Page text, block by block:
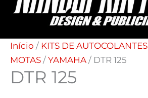
Início / KITS DE AUTOCOLANTES
MOTAS / YAMAHA / DTR 125
DTR 125